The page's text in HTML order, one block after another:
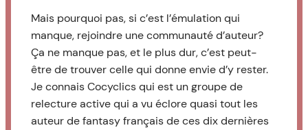
Mais pourquoi pas, si c’est l’émulation qui
manque, rejoindre une communauté d’auteur?
Ça ne manque pas, et le plus dur, c’est peut-
être de trouver celle qui donne envie d’y rester.
Je connais Cocyclics qui est un groupe de
relecture active qui a vu éclore quasi tout les
auteur de fantasy français de ces dix dernières